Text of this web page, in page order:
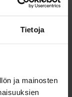
Tietoja
ja mainosten